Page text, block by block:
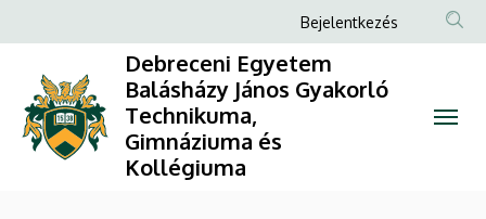
Szabó
Szandra
a
Anonim
Felhasználói
fiók
Bejelentkezés
Debreceni Egyetem
Balásházy János Gyakorló
Technikuma,
Gimnáziuma és
Kollégiuma